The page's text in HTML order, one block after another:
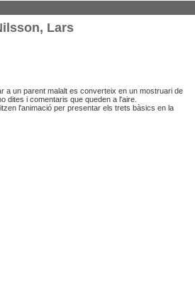
Lars
a un parent malalt es converteix en un mostruari de
dites i comentaris que queden a l'aire.
l'animació per presentar els trets bàsics en la